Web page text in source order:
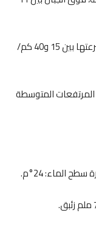
– الرياح السطحية: جنوبية غربية ناشطة أحيانا سرعتها بين 15 و40 كم/
المرتفعات المتوسطة